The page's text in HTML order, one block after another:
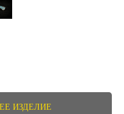
ИЗДЕЛИЕ